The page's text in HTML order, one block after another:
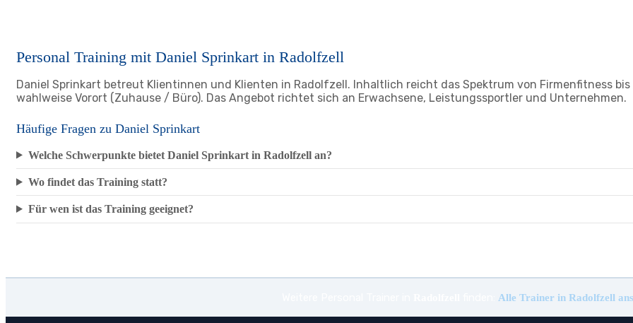
Personal Training mit Daniel Sprinkart in Radolfzell
Daniel Sprinkart betreut Klientinnen und Klienten in Radolfzell. Inhaltlich reicht das Spektrum von Firmenfitness
wahlweise Vorort (Zuhause / Büro). Das Angebot richtet sich an Erwachsene, Leistungssportler und Unternehmen.
Häufige Fragen zu Daniel Sprinkart
Welche Schwerpunkte bietet Daniel Sprinkart in Radolfzell an?
Wo findet das Training statt?
Für wen ist das Training geeignet?
Alle Trainer in Radolfzell